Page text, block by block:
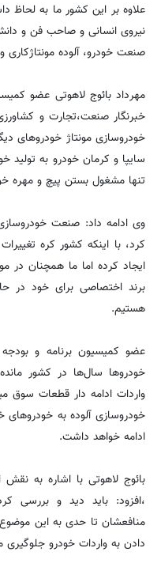
علاوه بر این کشور ما به لحاظ
نیروی انسانی و صاحب فن و
صنعت خودرو، آلوده
مهرداد بائوج لاهوتی عضو
خبرنگار صنعت،تجارت و
خودروسازی مونتاژ خودروهای
سایپا و کرمان خودرو به تولید
تنها مشغول بستن پیچ و مهره
وی ادامه داد: صنعت
کرد، با اینکه کشور کره
ایجاد کرده اما ما همچنان در
برند اختصاصی برای خود در
هستیم.
عضو کمیسیون برنامه و
خودروها سال‌ها در کشور
واردات ادامه دار قطعات سوق
خودروسازی آلوده به
ادامه خواهد داشت.
بائوج لاهوتی با اشاره به
،افزود: باید دید و بررسی
منافعشان تا حدی به این
دادن به واردات خودرو جلوگیری